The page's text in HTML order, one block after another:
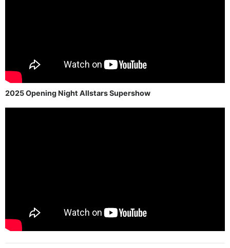
2025 Opening Night Allstars Supershow